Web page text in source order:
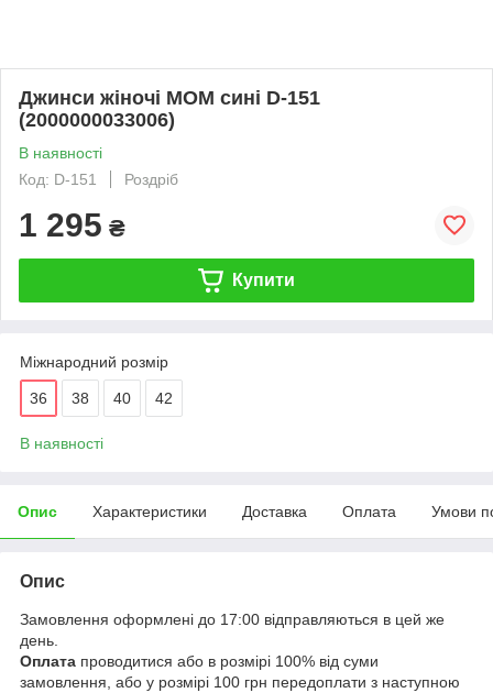
Джинси жіночі МОМ сині D-151
(2000000033006)
В наявності
Код: D-151
Роздріб
1 295 ₴
Купити
Міжнародний розмір
36 38 40 42
В наявності
Опис Характеристики Доставка Оплата Умови
Опис
Замовлення оформлені до 17:00 відправляються в цей же
день.
Оплата проводитися або в розмірі 100% від суми
замовлення, або у розмірі 100 грн передоплати з наступною